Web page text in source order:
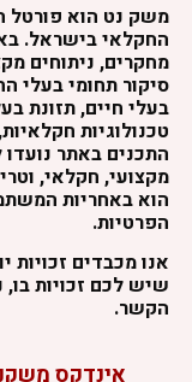
משק נט הוא
החקלאי בישראל.
מחקרים, ניתוחים
סיקור תחומי בעלי
בעלי חיים, תזונת
טכנולוגיות
התכנים באתר נועדו
מקצועי, חקלאי,
הוא באחריות
הפרטיות.
אנו מכבדים זכויות
שיש לכם זכויות בו,
הקשר.
אינדקס